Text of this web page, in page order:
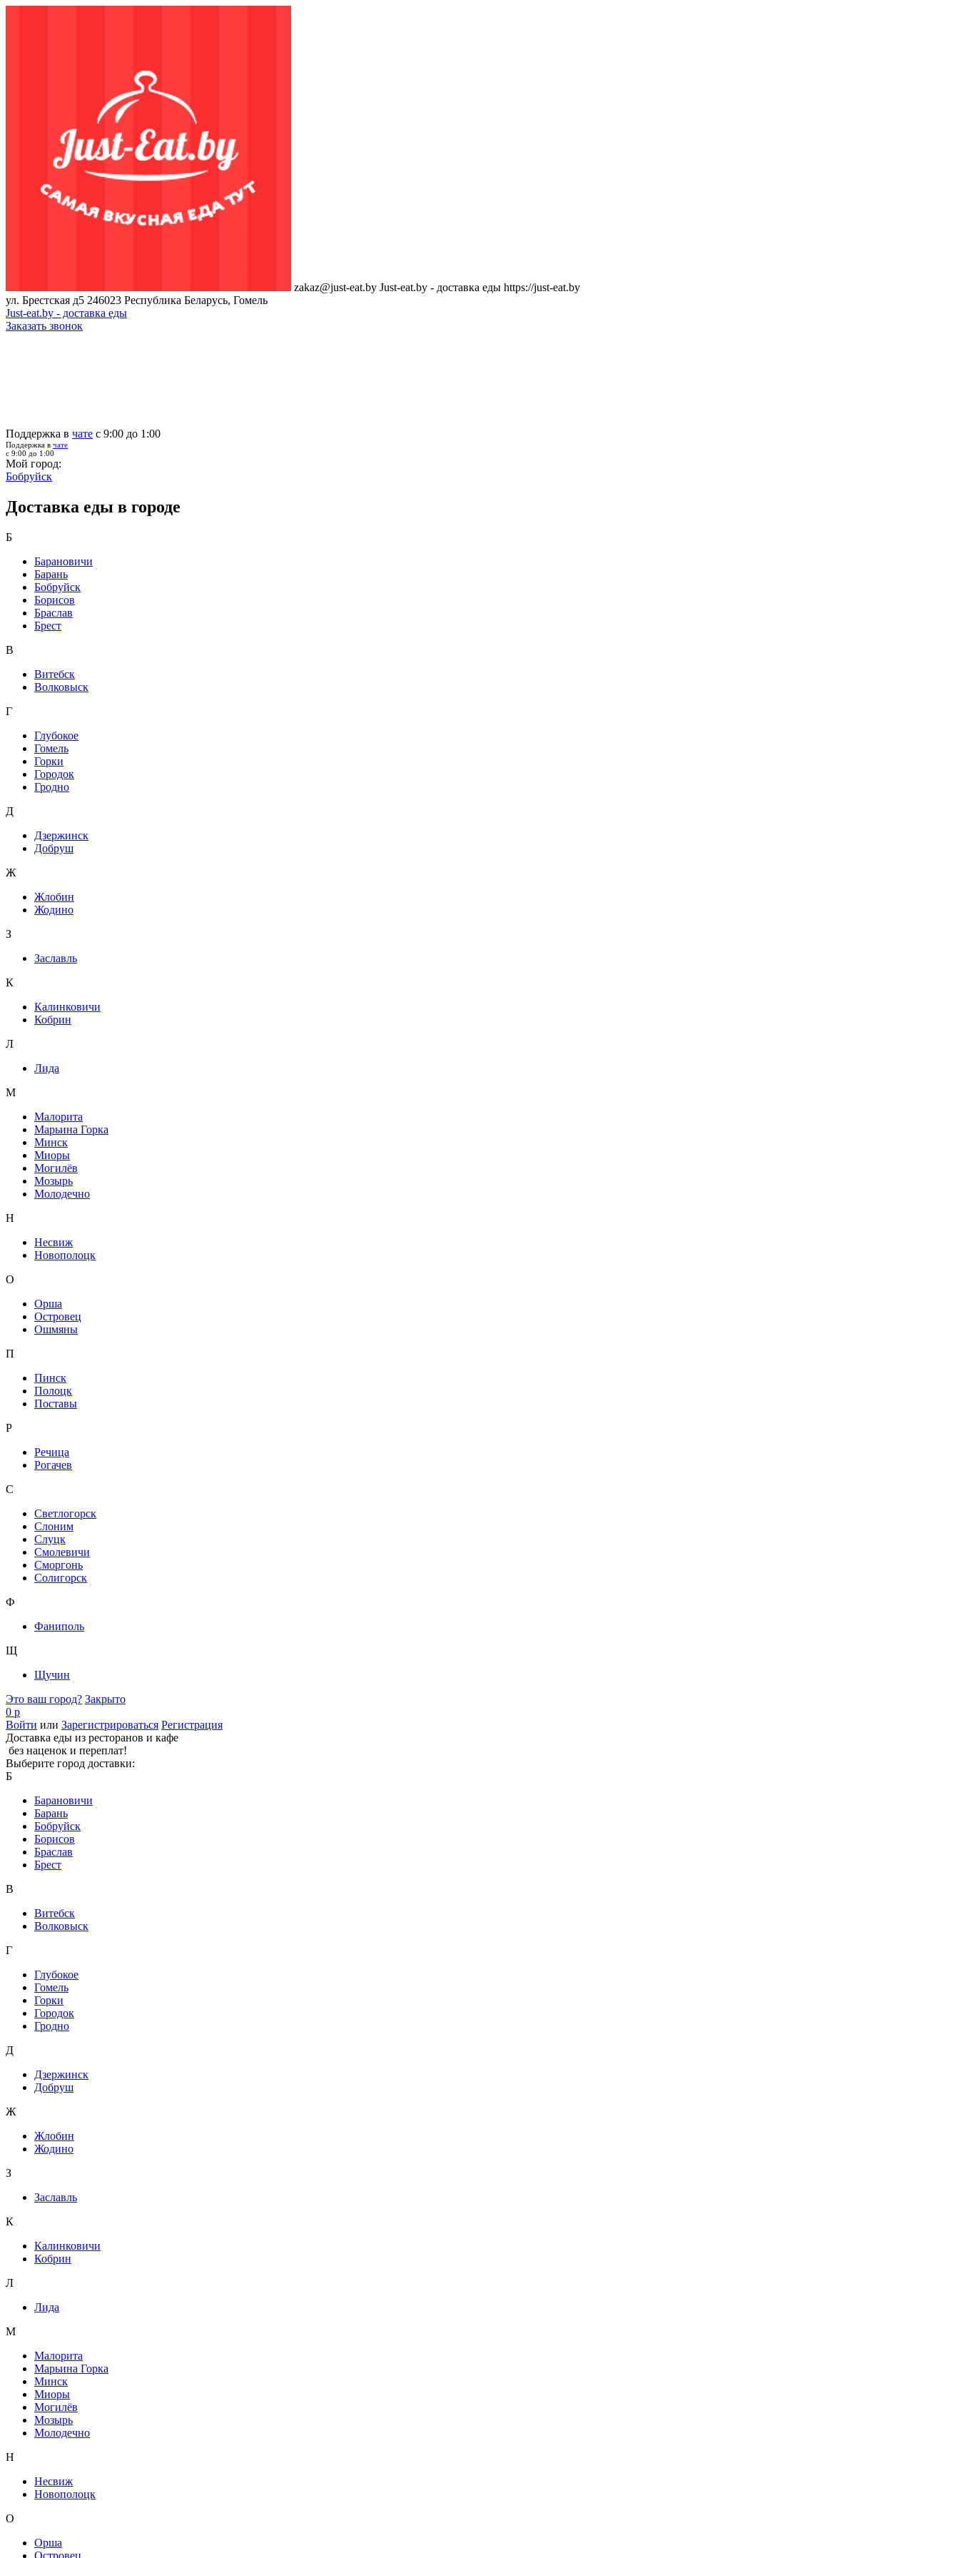
zakaz@just-eat.by Just-eat.by - доставка еды https://just-eat.by
ул. Брестская д5 246023 Республика Беларусь, Гомель
Just-eat.by - доставка еды
Заказать звонок
Поддержка в чате с 9:00 до 1:00
Поддержка в чате
с 9:00 до 1:00
Мой город:
Бобруйск
Доставка еды в городе
Б
Барановичи
Барань
Бобруйск
Борисов
Браслав
Брест
В
Витебск
Волковыск
Г
Глубокое
Гомель
Горки
Городок
Гродно
Д
Дзержинск
Добруш
Ж
Жлобин
Жодино
З
Заславль
К
Калинковичи
Кобрин
Л
Лида
М
Малорита
Марьина Горка
Минск
Миоры
Могилёв
Мозырь
Молодечно
Н
Несвиж
Новополоцк
О
Орша
Островец
Ошмяны
П
Пинск
Полоцк
Поставы
Р
Речица
Рогачев
С
Светлогорск
Слоним
Слуцк
Смолевичи
Сморгонь
Солигорск
Ф
Фаниполь
Щ
Щучин
Это ваш город? Закрыто
0 р
Войти или Зарегистрироваться Регистрация
Доставка еды из ресторанов и кафе
без наценок и переплат!
Выберите город доставки:
Б
Барановичи
Барань
Бобруйск
Борисов
Браслав
Брест
В
Витебск
Волковыск
Г
Глубокое
Гомель
Горки
Городок
Гродно
Д
Дзержинск
Добруш
Ж
Жлобин
Жодино
З
Заславль
К
Калинковичи
Кобрин
Л
Лида
М
Малорита
Марьина Горка
Минск
Миоры
Могилёв
Мозырь
Молодечно
Н
Несвиж
Новополоцк
О
Орша
Островец